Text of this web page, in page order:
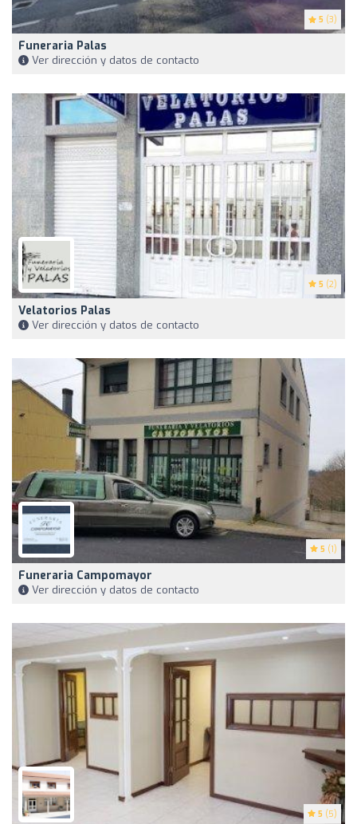
5 (3)
Funeraria Palas
Ver dirección y datos de contacto
5 (2)
Velatorios Palas
Ver dirección y datos de contacto
5 (1)
Funeraria Campomayor
Ver dirección y datos de contacto
5 (5)